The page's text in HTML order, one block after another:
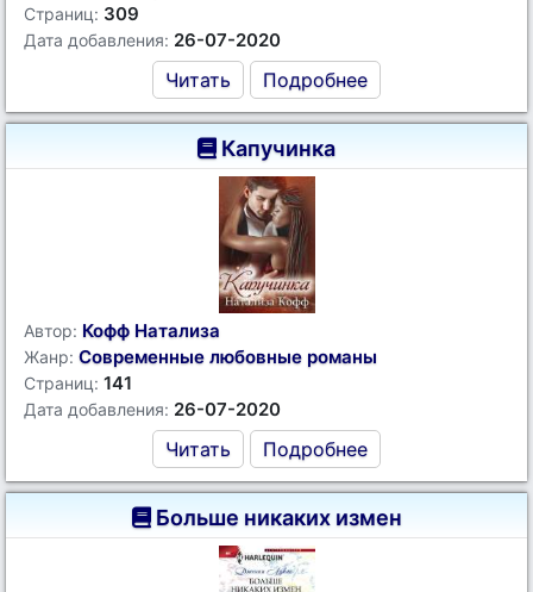
Страниц: 309
Дата добавления: 26-07-2020
Читать Подробнее
Капучинка
Автор: Кофф Натализа
Жанр: Современные любовные романы
Страниц: 141
Дата добавления: 26-07-2020
Читать Подробнее
Больше никаких измен